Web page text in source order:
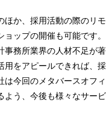
ほか、採用活動の際のリ
ョップの開催も可能です。
事務所業界の人材不足が
用をアピールできれば、
は今回のメタバースオフ
よう、今後も様々なサー